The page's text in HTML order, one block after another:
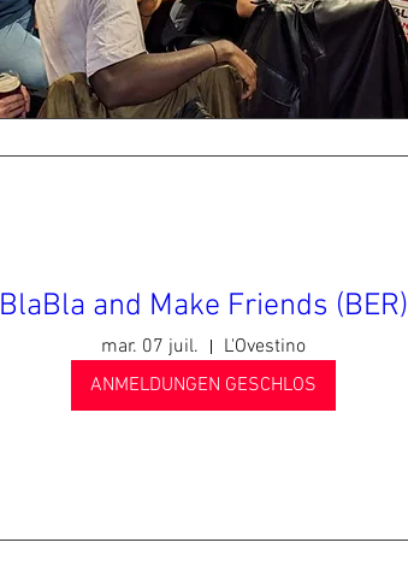
BlaBla and Make Friends (BER)
mar. 07 juil.
L'Ovestino
ANMELDUNGEN GESCHLOS